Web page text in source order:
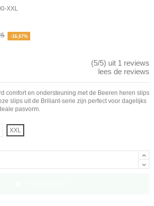
XXL
-16,67%
(5/5) uit 1 reviews
lees de reviews
comfort en ondersteuning met de Beeren heren slips
slips uit de Briliant-serie zijn perfect voor dagelijks
pasvorm.
XXL